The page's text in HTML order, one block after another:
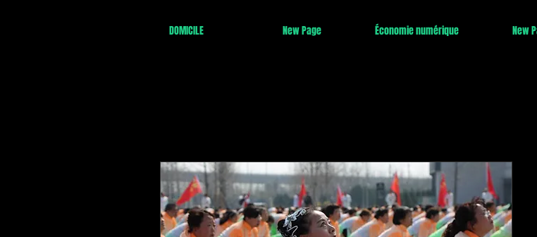
DOMICILE New Page Économie numérique New